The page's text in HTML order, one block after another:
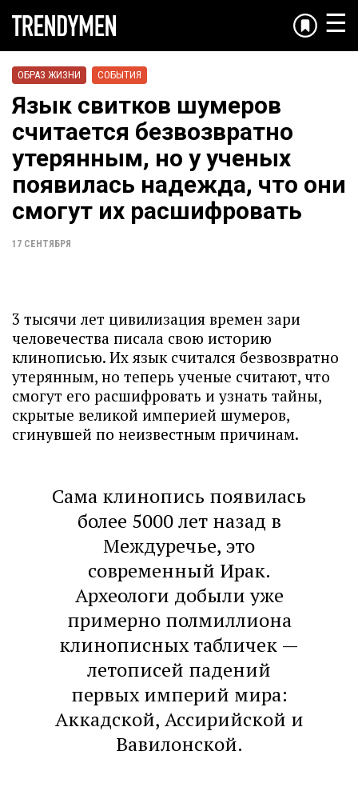
☰
ОБРАЗ ЖИЗНИ СОБЫТИЯ
Язык свитков шумеров
считается безвозвратно
утерянным, но у ученых
появилась надежда, что они
смогут их расшифровать
17 СЕНТЯБРЯ
3 тысячи лет цивилизация времен зари
человечества писала свою историю
клинописью. Их язык считался безвозвратно
утерянным, но теперь ученые считают, что
смогут его расшифровать и узнать тайны,
скрытые великой империей шумеров,
сгинувшей по неизвестным причинам.
Сама клинопись появилась
более 5000 лет назад в
Междуречье, это
современный Ирак.
Археологи добыли уже
примерно полмиллиона
клинописных табличек —
летописей падений
первых империй мира:
Аккадской, Ассирийской и
Вавилонской.